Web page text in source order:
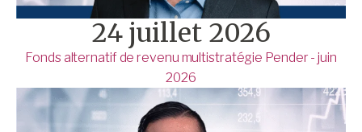
24 juillet 2026
Fonds alternatif de revenu multistratégie Pender - juin
2026